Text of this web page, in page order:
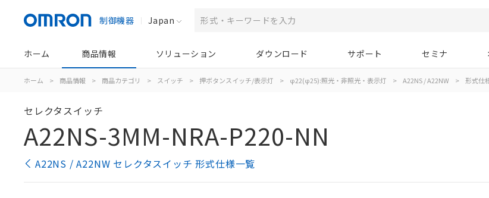
制御機器 Japan
ホーム 商品情報 ソリューション ダウンロード サポート セミナ
ホーム > 商品情報 > 商品カテゴリ > スイッチ > 押ボタンスイッチ/表示灯 > φ22(φ25):照光・非照光・表示灯 > A22NS / A22NW > 形式仕
セレクタスイッチ
A22NS-3MM-NRA-P220-NN
A22NS / A22NW セレクタスイッチ 形式仕様一覧